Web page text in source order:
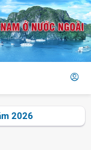
2026